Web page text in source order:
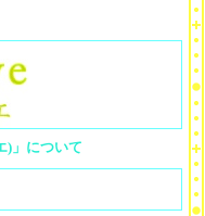
)」について